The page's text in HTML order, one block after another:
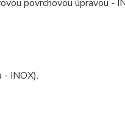
povrchovou úpravou -
- INOX).